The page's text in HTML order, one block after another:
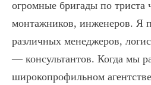
огромные бригады по триста
монтажников, инженеров. Я
различных менеджеров,
— консультантов. Когда мы
широкопрофильном